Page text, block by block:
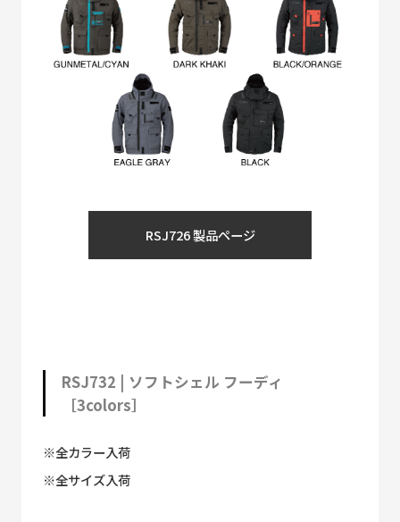
RSJ726 製品ページ
RSJ732 | ソフトシェル フーディ
［3colors］
※全カラー入荷
※全サイズ入荷